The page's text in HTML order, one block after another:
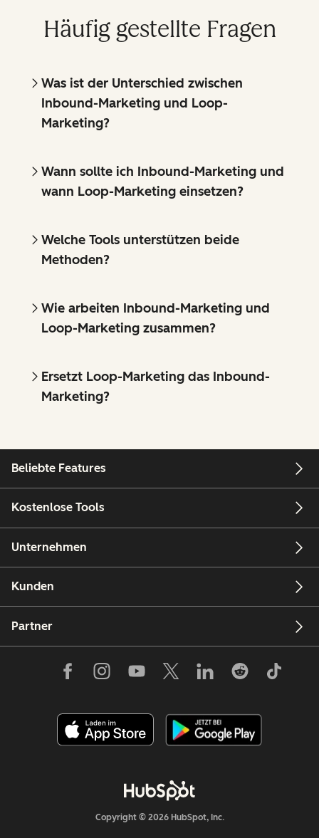
Häufig gestellte Fragen
Was ist der Unterschied zwischen
Inbound-Marketing und Loop-
Marketing?
Wann sollte ich Inbound-Marketing und
wann Loop-Marketing einsetzen?
Welche Tools unterstützen beide
Methoden?
Wie arbeiten Inbound-Marketing und
Loop-Marketing zusammen?
Ersetzt Loop-Marketing das Inbound-
Marketing?
Beliebte Features
Kostenlose Tools
Unternehmen
Kunden
Partner
Copyright © 2026 HubSpot, Inc.